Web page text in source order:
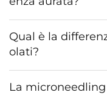
Qual è la
olati?
La